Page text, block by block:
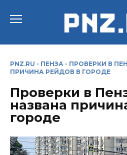
PNZ.RU - ПЕНЗА - ПРОВЕРКИ В
ПРИЧИНА РЕЙДОВ В ГОРОДЕ
Проверки в
названа
городе